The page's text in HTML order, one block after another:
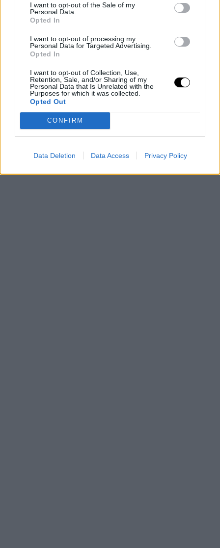
I want to opt-out of the Sale of my
Personal Data.
Opted In
I want to opt-out of processing my
Personal Data for Targeted Advertising.
Opted In
I want to opt-out of Collection, Use,
Retention, Sale, and/or Sharing of my
Personal Data that Is Unrelated with the
Purposes for which it was collected.
Opted Out
CONFIRM
Data Deletion Data Access Privacy Policy
πιστούς πελάτες της, ορισμένα από τα μεγαλύτερα πολυτελή
brands στον κόσμο, μεταξύ των οποίων συγκαταλέγονται οι
Rolex και Tudor .
Παράλληλα η επιχείρηση διαθέτει μια διάσημη γκάμα
δαχτυλίδια γάμου και αρραβώνων, κομψά σκουλαρίκια και
βραχιόλια καθώς και τα κλασικά κολιέ και μενταγιον.
OLIVIA PALERMO